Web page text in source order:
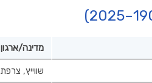
מדינה/ארגון
שווייץ, צרפת